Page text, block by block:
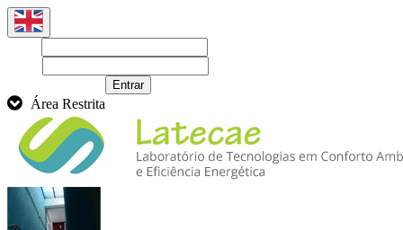
Entrar
Área Restrita